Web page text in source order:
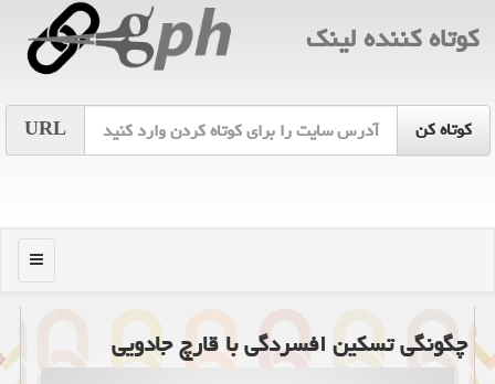
كوتاه كننده لینك
URL
منو
چگونگی تسکین افسردگی با قارچ جادویی